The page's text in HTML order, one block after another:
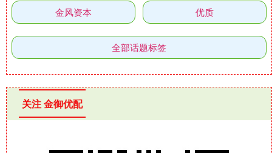
金风资本 优质
全部话题标签
关注 金御优配